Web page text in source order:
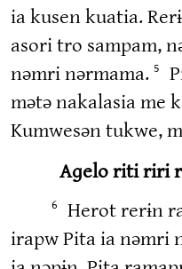
ia kusen kuatia.
asori tro sampam,
nəmri nərmama. 5
mətə nakalasia me
Kumwesən tukwe,
Aɡelo riti riri
6
Herot rerɨn
irapw Pita ia nəmri